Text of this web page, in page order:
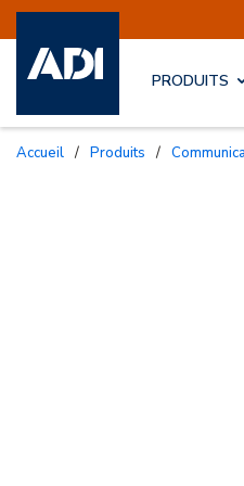
PRODUITS
Accueil / Produits /